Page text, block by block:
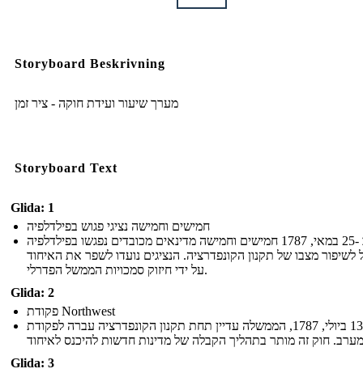
Storyboard Beskrivning
מערך שיעור ועידת חוקה - ציר זמן
Storyboard Text
Glida: 1
חמישים וחמישה נציגי פגוש בפילדלפיה
ב -25 במאי, 1787 חמישים וחמישה מדינאים מכובדים נפגשו בפילדלפיה
לשיפור מצבו של תקנון הקונפדרציה. הנציגים נועדו לשפר את האיחוד
על ידי חיזוק סמכויות הממשל הפדרלי.
Glida: 2
פקודת Northwest
ב -13 ביולי, 1787, הממשלה עדיין תחת תקנון הקונפדרציה עברה לפקודת
Glida: 3